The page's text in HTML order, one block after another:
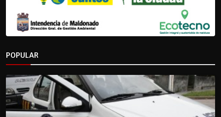
POPULAR